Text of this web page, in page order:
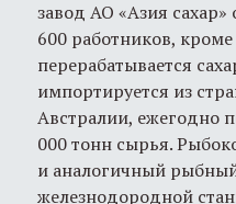
завод АО «Азия сахар»
600 работников,
перерабатывается
импортируется из
Австралии, ежегодно
000 тонн сырья.
и аналогичный
железнодородной